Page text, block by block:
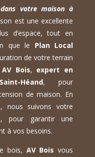
votre maison à
est une excellente
d’espace, tout en
que le Plan Local
de votre terrain
AV Bois, expert en
Héand, pour
de maison. En
nous suivons votre
pour garantir une
à vos besoins.
bois, AV Bois vous